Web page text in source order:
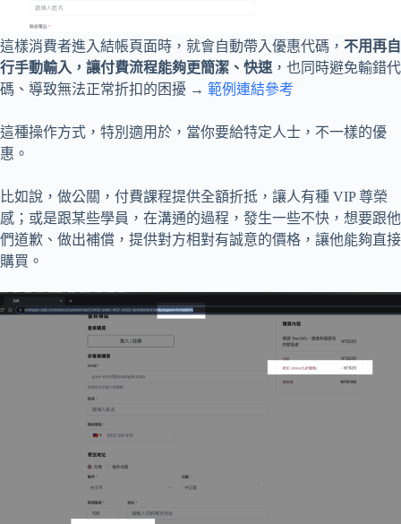
這樣消費者進入結帳頁面時，就會自動帶入優惠代碼， 不用再自
行手動輸入，讓付費流程能夠更簡潔、快速 ，也同時避免輸錯代
碼、導致無法正常折扣的困擾 → 範例連結參考
這種操作方式，特別適用於，當你要給特定人士，不一樣的優
惠。
比如說，做公關，付費課程提供全額折抵，讓人有種 VIP 尊榮
感；或是跟某些學員，在溝通的過程，發生一些不快，想要跟他
們道歉、做出補償，提供對方相對有誠意的價格，讓他能夠直接
購買。